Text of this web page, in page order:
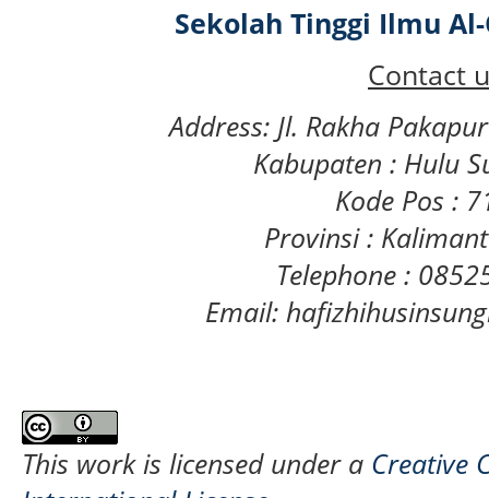
Sekolah Tinggi Ilmu
Contact
Address: Jl. Rakha
Kabupaten : Hulu
Kode Pos :
Provinsi :
Telephone :
Email:
This work is licensed under a Creative